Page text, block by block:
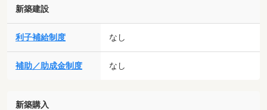
新築建設
利子補給制度 なし
補助／助成金制度 なし
新築購入